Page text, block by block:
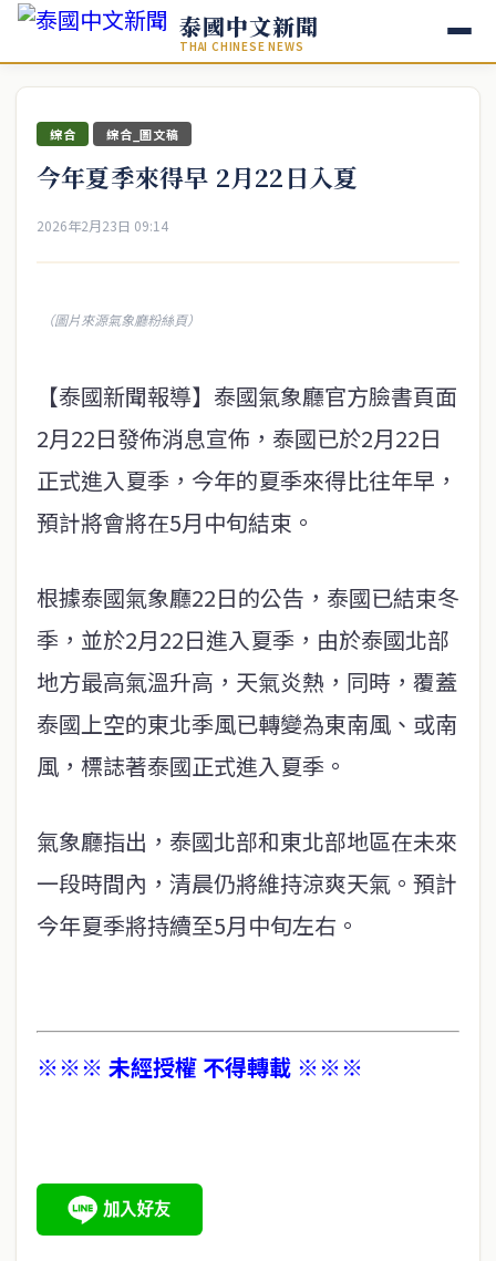
泰國中文新聞
THAI CHINESE NEWS
綜合 綜合_圖文稿
今年夏季來得早 2月22日入夏
2026年2月23日 09:14
（圖片來源氣象廳粉絲頁）
【泰國新聞報導】泰國氣象廳官方臉書頁面
2月22日發佈消息宣佈，泰國已於2月22日
正式進入夏季，今年的夏季來得比往年早，
預計將會將在5月中旬結束。
根據泰國氣象廳22日的公告，泰國已結束冬
季，並於2月22日進入夏季，由於泰國北部
地方最高氣溫升高，天氣炎熱，同時，覆蓋
泰國上空的東北季風已轉變為東南風、或南
風，標誌著泰國正式進入夏季。
氣象廳指出，泰國北部和東北部地區在未來
一段時間內，清晨仍將維持涼爽天氣。預計
今年夏季將持續至5月中旬左右。
※※※ 未經授權 不得轉載 ※※※